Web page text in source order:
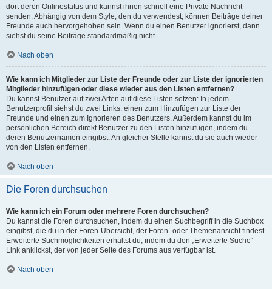
dort deren Onlinestatus und kannst ihnen schnell eine Private Nachricht
senden. Abhängig von dem Style, den du verwendest, können Beiträge deiner
Freunde auch hervorgehoben sein. Wenn du einen Benutzer ignorierst, dann
siehst du seine Beiträge standardmäßig nicht.
Nach oben
Wie kann ich Mitglieder zur Liste der Freunde oder zur Liste der ignorierten
Mitglieder hinzufügen oder diese wieder aus den Listen entfernen?
Du kannst Benutzer auf zwei Arten auf diese Listen setzen: In jedem
Benutzerprofil siehst du zwei Links: einen zum Hinzufügen zur Liste der
Freunde und einen zum Ignorieren des Benutzers. Außerdem kannst du im
persönlichen Bereich direkt Benutzer zu den Listen hinzufügen, indem du
deren Benutzernamen eingibst. An gleicher Stelle kannst du sie auch wieder
von den Listen entfernen.
Nach oben
Die Foren durchsuchen
Wie kann ich ein Forum oder mehrere Foren durchsuchen?
Du kannst die Foren durchsuchen, indem du einen Suchbegriff in die Suchbox
eingibst, die du in der Foren-Übersicht, der Foren- oder Themenansicht findest.
Erweiterte Suchmöglichkeiten erhältst du, indem du den „Erweiterte Suche“-
Link anklickst, der von jeder Seite des Forums aus verfügbar ist.
Nach oben